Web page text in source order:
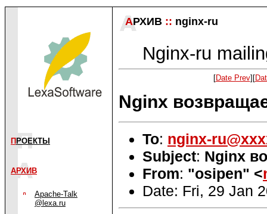
П РОЕКТЫ
АРХИВ
Apache-Talk
@lexa.ru
АРХИВ :: nginx-ru
Nginx-ru
[Date Prev][
Nginx
To: nginx-
Subject: Nginx
From: "osipen" <
Date: Fri, 29 Jan